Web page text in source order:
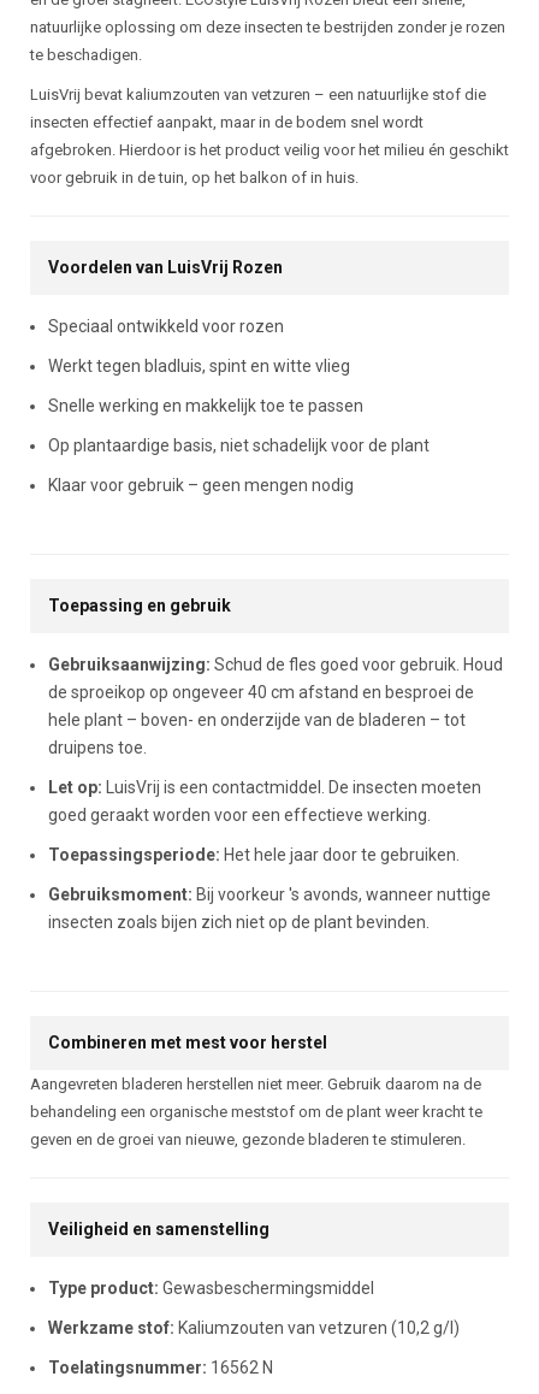
natuurlijke oplossing om deze insecten te bestrijden zonder je rozen
te beschadigen.
LuisVrij bevat kaliumzouten van vetzuren – een natuurlijke stof die
insecten effectief aanpakt, maar in de bodem snel wordt
afgebroken. Hierdoor is het product veilig voor het milieu én geschikt
voor gebruik in de tuin, op het balkon of in huis.
Voordelen van LuisVrij Rozen
Speciaal ontwikkeld voor rozen
Werkt tegen bladluis, spint en witte vlieg
Snelle werking en makkelijk toe te passen
Op plantaardige basis, niet schadelijk voor de plant
Klaar voor gebruik – geen mengen nodig
Toepassing en gebruik
Gebruiksaanwijzing: Schud de fles goed voor gebruik. Houd
de sproeikop op ongeveer 40 cm afstand en besproei de
hele plant – boven- en onderzijde van de bladeren – tot
druipens toe.
Let op: LuisVrij is een contactmiddel. De insecten moeten
goed geraakt worden voor een effectieve werking.
Toepassingsperiode: Het hele jaar door te gebruiken.
Gebruiksmoment: Bij voorkeur 's avonds, wanneer nuttige
insecten zoals bijen zich niet op de plant bevinden.
Combineren met mest voor herstel
Aangevreten bladeren herstellen niet meer. Gebruik daarom na de
behandeling een organische meststof om de plant weer kracht te
geven en de groei van nieuwe, gezonde bladeren te stimuleren.
Veiligheid en samenstelling
Type product: Gewasbeschermingsmiddel
Werkzame stof: Kaliumzouten van vetzuren (10,2 g/l)
Toelatingsnummer: 16562 N